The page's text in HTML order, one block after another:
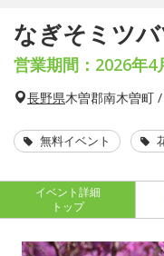
なぎそミツ
営業期間：2026年4
長野県木曽郡南木曽町
無料イベント
イベント詳細
トップ